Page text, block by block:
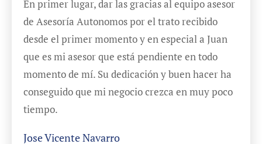
En primer lugar, dar las gracias al equipo asesor
de Asesoría Autonomos por el trato recibido
desde el primer momento y en especial a Juan
que es mi asesor que está pendiente en todo
momento de mí. Su dedicación y buen hacer ha
conseguido que mi negocio crezca en muy poco
tiempo.
Jose Vicente Navarro